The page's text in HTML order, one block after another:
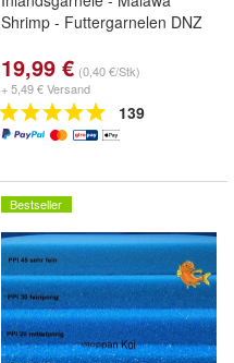
Shrimp - Futtergarnelen DNZ
19,99 € (0,40 €/Stk)
+ 5,49 € Versand
139
Bestseller